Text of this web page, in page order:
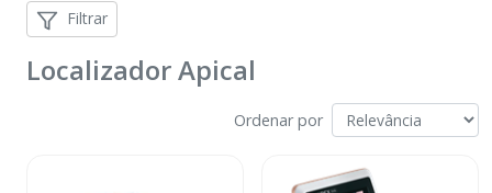
Filtrar
Localizador Apical
Ordenar por